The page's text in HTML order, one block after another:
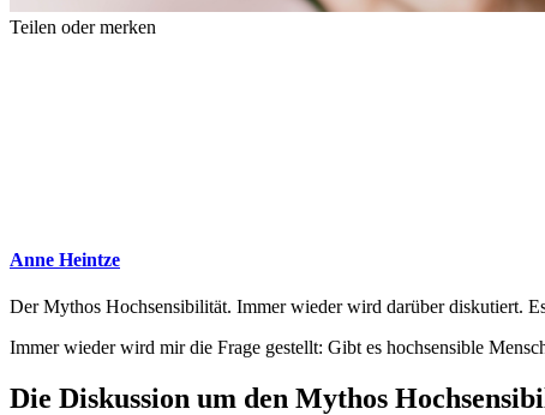
Teilen oder merken
Anne Heintze
Der Mythos Hochsensibilität. Immer wieder wird darüber diskutiert.
Immer wieder wird mir die Frage gestellt: Gibt es hochsensible
Die Diskussion um den Mythos